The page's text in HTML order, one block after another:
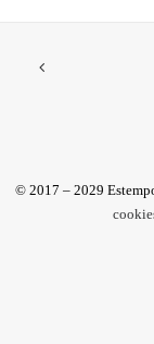
© 2017 – 2029